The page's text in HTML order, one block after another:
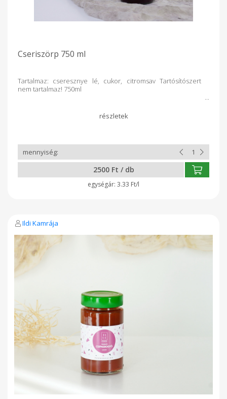
Cseriszörp 750 ml
Tartalmaz: cseresznye lé, cukor, citromsav Tartósítószert
nem tartalmaz! 750ml
2500 Ft / db
3.33 Ft/l
Ildi Kamrája